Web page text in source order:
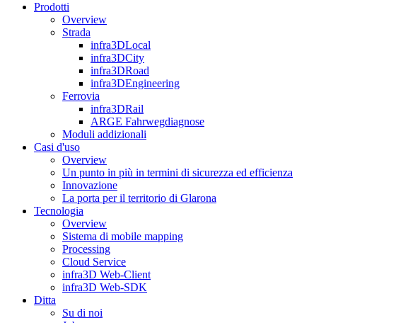
Prodotti
Overview
Strada
infra3DLocal
infra3DCity
infra3DRoad
infra3DEngineering
Ferrovia
infra3DRail
ARGE Fahrwegdiagnose
Moduli addizionali
Casi d'uso
Overview
Un punto in più in termini di sicurezza ed efficienza
Innovazione
La porta per il territorio di Glarona
Tecnologia
Overview
Sistema di mobile mapping
Processing
Cloud Service
infra3D Web-Client
infra3D Web-SDK
Ditta
Su di noi